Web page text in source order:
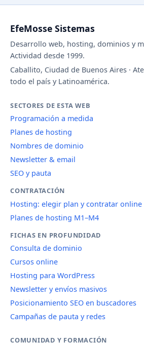
EfeMosse Sistemas
Desarrollo web, hosting, dominios y
Actividad desde 1999.
Caballito, Ciudad de Buenos Aires ·
todo el país y Latinoamérica.
SECTORES DE ESTA WEB
Programación a medida
Planes de hosting
Nombres de dominio
Newsletter & email
SEO y pauta
CONTRATACIÓN
Hosting: elegir plan y contratar online
Planes de hosting M1–M4
FICHAS EN PROFUNDIDAD
Consulta de dominio
Cursos online
Hosting para WordPress
Newsletter y envíos masivos
Posicionamiento SEO en buscadores
Campañas de pauta y redes
COMUNIDAD Y FORMACIÓN